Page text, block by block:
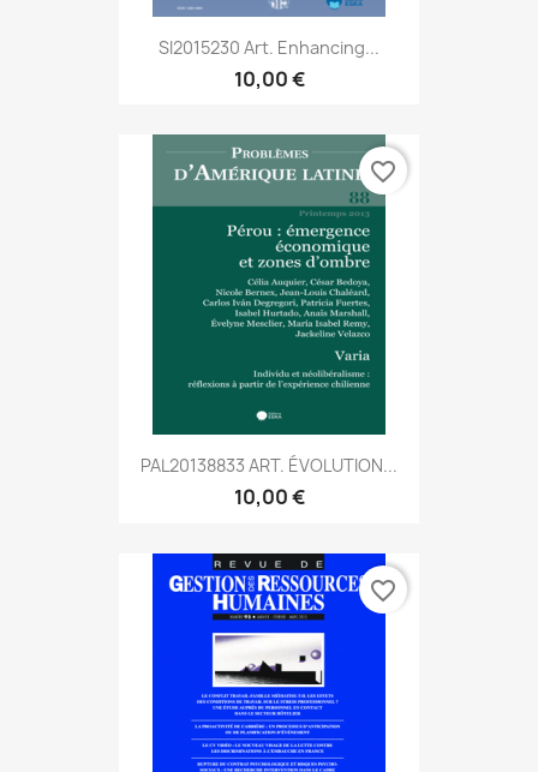
SI2015230 Art. Enhancing...
10,00 €
PAL20138833 ART. ÉVOLUTION...
10,00 €
favorite_border
favorite_border